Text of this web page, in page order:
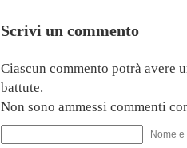
Scrivi un commento
Ciascun commento potrà avere
battute.
Non sono ammessi commenti
Nome